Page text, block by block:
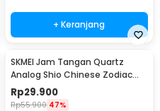
+ Keranjang
SKMEI Jam Tangan Quartz
Analog Shio Chinese Zodiac
Waterproof 30M Ular - 2327
Rp29.900
Rp55.900 47%